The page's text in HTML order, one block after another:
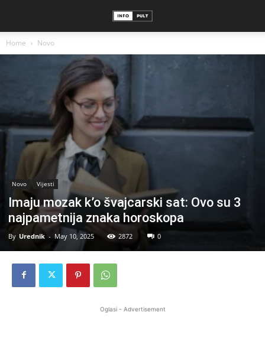
Home Novo
Novo Vijesti
Imaju mozak k’o švajcarski sat: Ovo su 3
najpametnija znaka horoskopa
By Urednik - May 10, 2025 2872 0
Oglasi - Advertisement